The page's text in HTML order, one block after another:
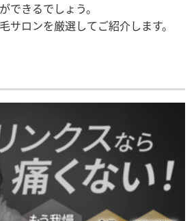
できるでしょう。
サロンを厳選してご紹介します。